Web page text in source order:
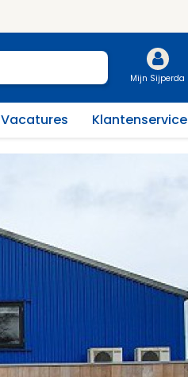
Mijn Sijperda
Vacatures Klantenservice